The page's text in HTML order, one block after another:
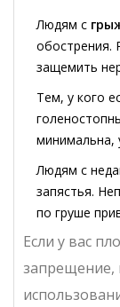
Людям с
обострения.
защемить
Тем, у кого
минимальна,
Людям с
запястья.
по груше
Если у вас
запрещение,